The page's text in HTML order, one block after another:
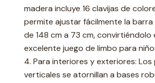
madera incluye 16 clavijas de
permite ajustar fácilmente la
de 148 cm a 73 cm, convirtiéndolo
excelente juego de limbo para
4. Para interiores y exteriores:
verticales se atornillan a bases